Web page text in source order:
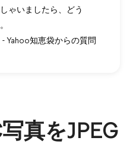
ゃいましたら、どう
- Yahoo知恵袋からの質問
真をJPEG